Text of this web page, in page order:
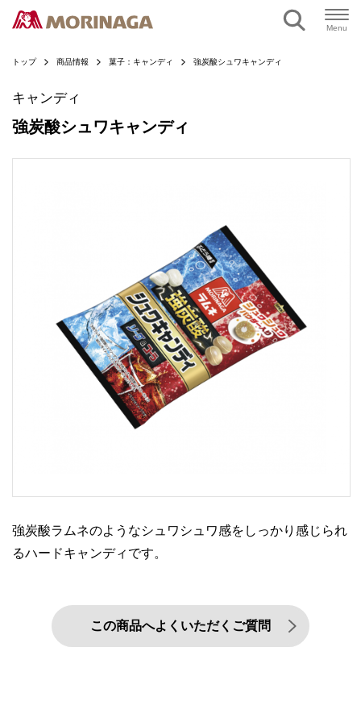
Menu
トップ 商品情報 菓子：キャンディ 強炭酸シュワキャンディ
キャンディ
強炭酸シュワキャンディ
強炭酸ラムネのようなシュワシュワ感をしっかり感じられ
るハードキャンディです。
この商品へよくいただくご質問